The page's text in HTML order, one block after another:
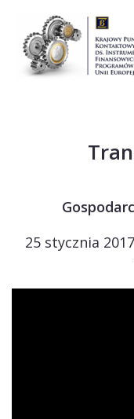
25 stycznia